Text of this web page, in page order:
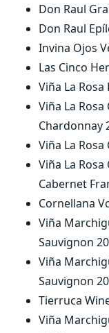
Don Raul
Don Raul
Invina Ojos
Las Cinco
Viña La Rosa
Viña La
Chardonnay
Viña La
Viña La
Cabernet
Cornellana
Viña
Sauvignon
Viña
Sauvignon
Tierruca
Viña